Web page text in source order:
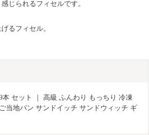
じられるフィセルです。
るフィセル。
セット ｜ 高級 ふんわり もっちり 冷凍
当地パン サンドイッチ サンドウィッチ ギ